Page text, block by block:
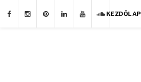
KEZDŐLAP